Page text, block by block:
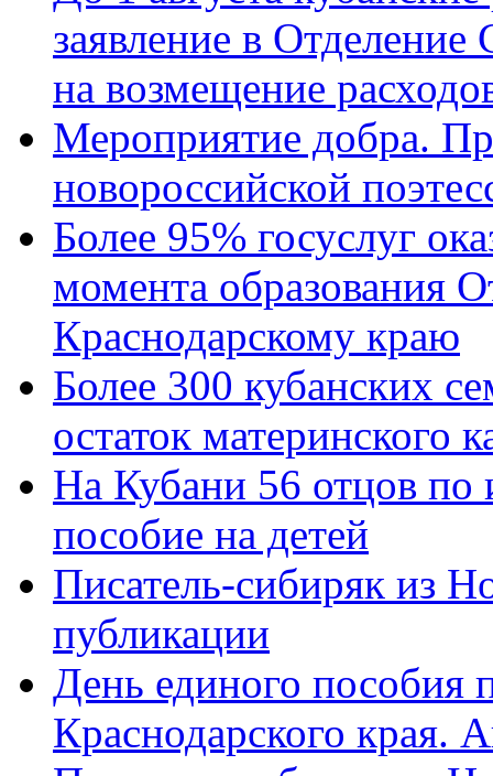
заявление в
на возмещение
Мероприятие добра.
новороссийской
Более 95% госуслуг
момента образования
Краснодарскому краю
Более 300 кубанских
остаток материнского
На Кубани 56 отцов по
пособие на детей
Писатель-сибиряк из
публикации
День единого пособия
Краснодарского края.